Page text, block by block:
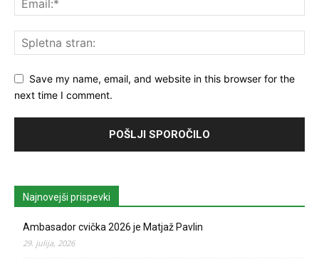
Save my name, email, and website in this browser for the
next time I comment.
Najnovejši prispevki
Ambasador cvička 2026 je Matjaž Pavlin
29. julija, 2026